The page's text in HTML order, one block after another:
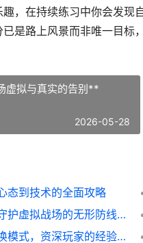
，在持续练习中你会发
是路上风景而非唯一目标
虚拟与真实的告别**
2026-05-28
态到技术的全面攻略
**王者荣耀设置隐私：守护虚拟战场的无形防线**
我的世界手机版怎么切换模式，资深玩家的经验分享